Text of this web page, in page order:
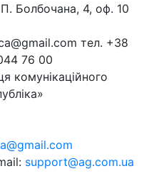
П. Болбочана, 4, оф. 10
тел. +38
76 00
комунікаційного
support@ag.com.ua